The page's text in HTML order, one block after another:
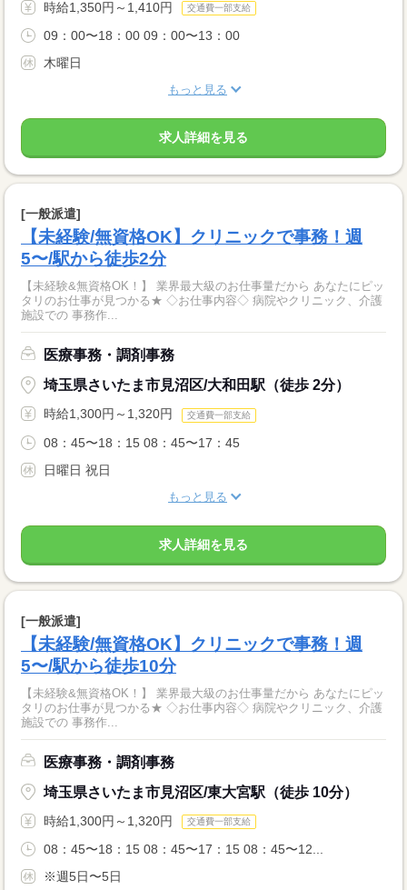
時給1,350円～1,410円 交通費一部支給
09：00〜18：00 09：00〜13：00
木曜日
もっと見る
求人詳細を見る
[一般派遣]
【未経験/無資格OK】クリニックで事務！週
5〜/駅から徒歩2分
【未経験&無資格OK！】 業界最大級のお仕事量だから あなたにピッ
タリのお仕事が見つかる★ ◇お仕事内容◇ 病院やクリニック、介護
施設での 事務作...
医療事務・調剤事務
埼玉県さいたま市見沼区/大和田駅（徒歩 2分）
時給1,300円～1,320円 交通費一部支給
08：45〜18：15 08：45〜17：45
日曜日 祝日
もっと見る
求人詳細を見る
[一般派遣]
【未経験/無資格OK】クリニックで事務！週
5〜/駅から徒歩10分
【未経験&無資格OK！】 業界最大級のお仕事量だから あなたにピッ
タリのお仕事が見つかる★ ◇お仕事内容◇ 病院やクリニック、介護
施設での 事務作...
医療事務・調剤事務
埼玉県さいたま市見沼区/東大宮駅（徒歩 10分）
時給1,300円～1,320円 交通費一部支給
08：45〜18：15 08：45〜17：15 08：45〜12...
※週5日〜5日